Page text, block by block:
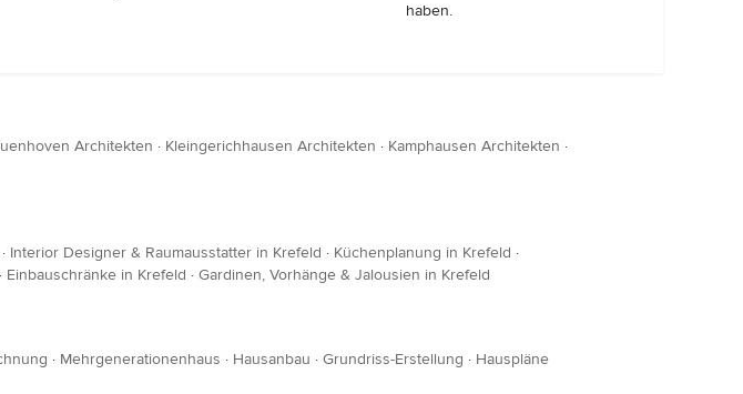
haben.
Architekten · Kleingerichhausen Architekten · Kamphausen Architekten ·
· Interior Designer & Raumausstatter in Krefeld · Küchenplanung in Krefeld ·
· Einbauschränke in Krefeld · Gardinen, Vorhänge & Jalousien in Krefeld
· Mehrgenerationenhaus · Hausanbau · Grundriss-Erstellung · Hauspläne